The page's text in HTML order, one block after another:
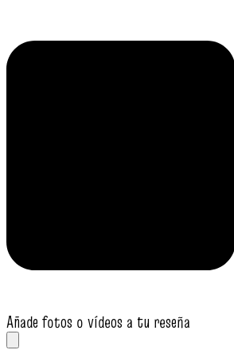
Añade fotos o vídeos a tu reseña